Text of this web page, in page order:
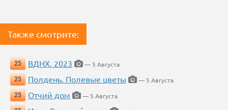
Также смотрите:
25 ВДНХ, 2023
— 5 Августа
25
Полдень. Полевые цветы
— 5 Августа
25
Отчий дом
— 5 Августа